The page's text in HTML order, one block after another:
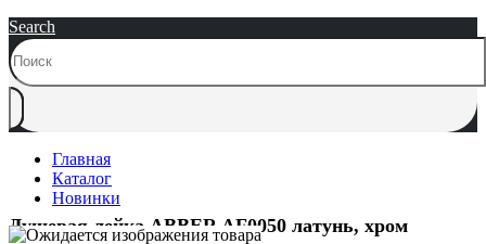
Search
Главная
Каталог
Новинки
Душевая лейка ABBER AF0050 латунь, хром